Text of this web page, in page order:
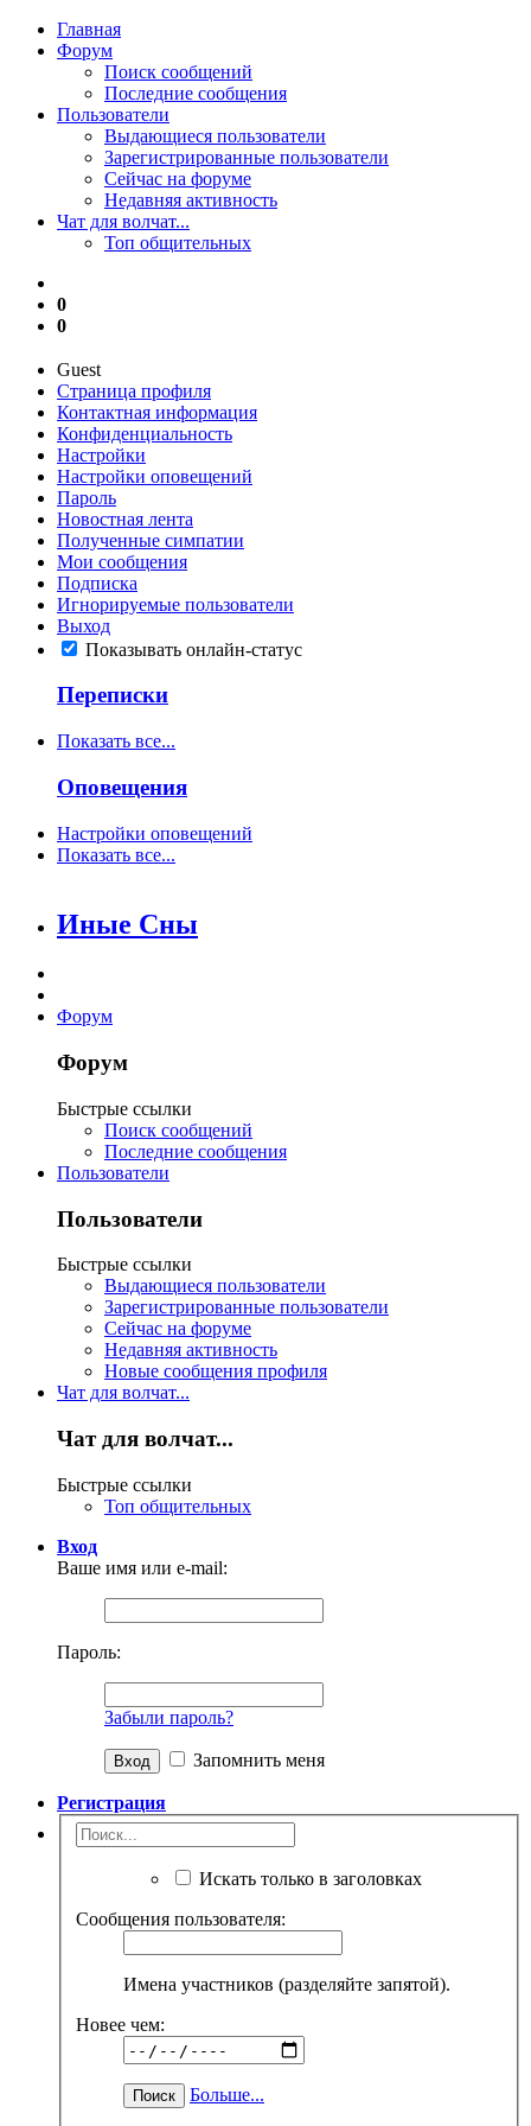
Главная
Форум
Поиск сообщений
Последние сообщения
Пользователи
Выдающиеся пользователи
Зарегистрированные пользователи
Сейчас на форуме
Недавняя активность
Чат для волчат...
Топ общительных
0
0
Guest
Страница профиля
Контактная информация
Конфиденциальность
Настройки
Настройки оповещений
Пароль
Новостная лента
Полученные симпатии
Мои сообщения
Подписка
Игнорируемые пользователи
Выход
Показывать онлайн-статус
Переписки
Показать все...
Оповещения
Настройки оповещений
Показать все...
Иные Сны
Форум
Форум
Быстрые ссылки
Поиск сообщений
Последние сообщения
Пользователи
Пользователи
Быстрые ссылки
Выдающиеся пользователи
Зарегистрированные пользователи
Сейчас на форуме
Недавняя активность
Новые сообщения профиля
Чат для волчат...
Чат для волчат...
Быстрые ссылки
Топ общительных
Вход
Ваше имя или e-mail:
Пароль:
Забыли пароль?
Запомнить меня
Регистрация
Искать только в заголовках
Сообщения пользователя:
Имена участников (разделяйте запятой).
Новее чем:
Больше...